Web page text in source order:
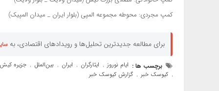
کمپ مجردی: محوطه مجموعه المپی (بلوار ایران _ میدان المپیک)
برای مطالعه جدیدترین تحلیل‌ها و رویدادهای اقتصادی، به
برچسب ها : ایام نوروز , ایثارگران , ایران , بین‌الملل , جزیره کیش
, کیوسک خبر , گزارش کیوسک خبر